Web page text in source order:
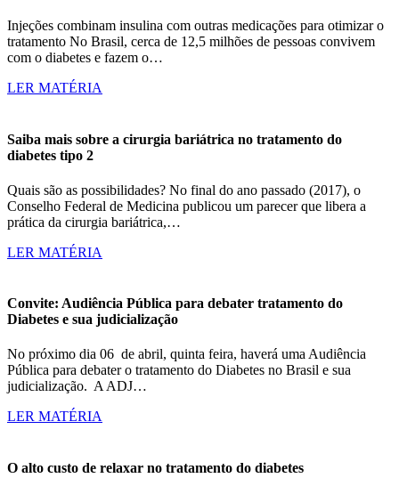
Injeções combinam insulina com outras medicações para otimizar o
tratamento No Brasil, cerca de 12,5 milhões de pessoas convivem
com o diabetes e fazem o…
LER MATÉRIA
Saiba mais sobre a cirurgia bariátrica no tratamento do
diabetes tipo 2
Quais são as possibilidades? No final do ano passado (2017), o
Conselho Federal de Medicina publicou um parecer que libera a
prática da cirurgia bariátrica,…
LER MATÉRIA
Convite: Audiência Pública para debater tratamento do
Diabetes e sua judicialização
No próximo dia 06 de abril, quinta feira, haverá uma Audiência
Pública para debater o tratamento do Diabetes no Brasil e sua
judicialização. A ADJ…
LER MATÉRIA
O alto custo de relaxar no tratamento do diabetes